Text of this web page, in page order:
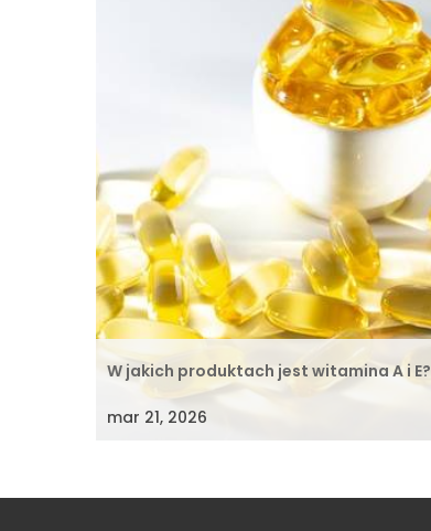
W jakich produktach jest witamina A i E?
mar 21, 2026